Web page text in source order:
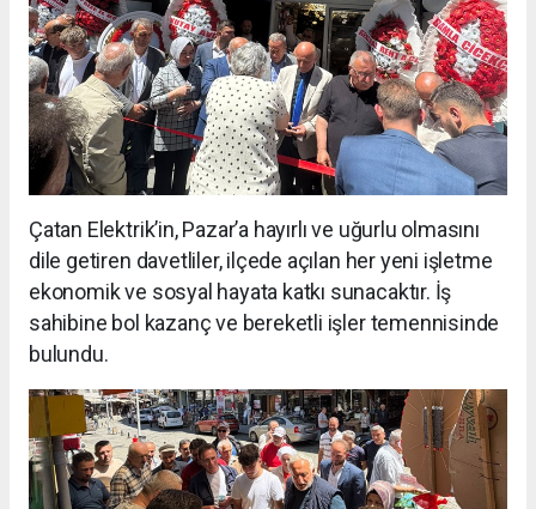
Çatan Elektrik’in, Pazar’a hayırlı ve uğurlu olmasını
dile getiren davetliler, ilçede açılan her yeni işletme
ekonomik ve sosyal hayata katkı sunacaktır. İş
sahibine bol kazanç ve bereketli işler temennisinde
bulundu.